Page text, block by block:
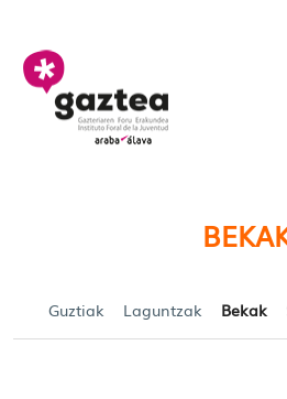
Eduki nagusira joan
Guztiak Laguntzak Bekak